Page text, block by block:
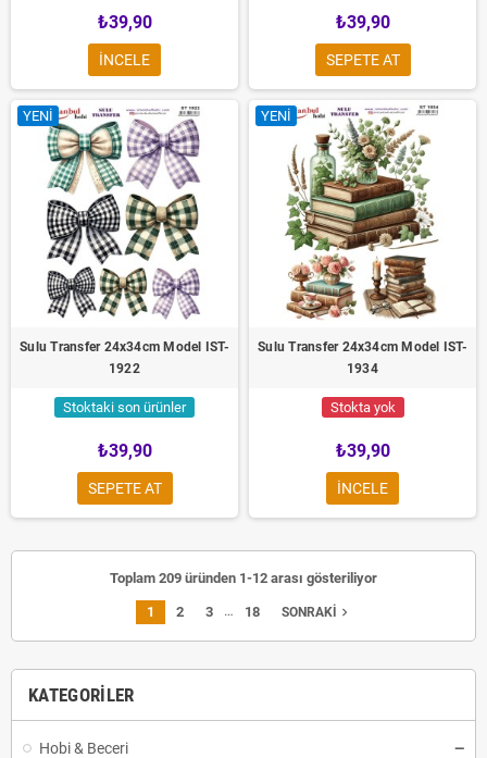
KATEGORILER
Hobi & Beceri
₺39,90
INCELE
₺39,90
SEPETE AT
YENI
Sulu Transfer 24x34cm Model IST-
1922
Stoktaki son ürünler
₺39,90
SEPETE AT
YENI
Sulu Transfer 24x34cm Model IST-
1934
Stokta yok
₺39,90
INCELE
Toplam 209 üründen 1-12 arası gösteriliyor
1 2 3 … 18 SONRAKI navigate_next